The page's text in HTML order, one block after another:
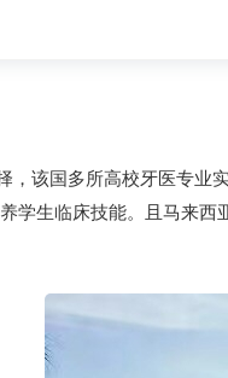
，该国多所高校牙医专业
学生临床技能。且马来